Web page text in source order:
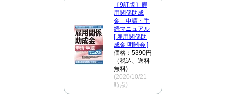
〔9訂版〕雇
用関係助成
金 申請・手
続マニュアル
[ 雇用関係助
成金 明晰会 ]
価格：5390円
（税込、送料
無料)
(2020/10/21
時点)